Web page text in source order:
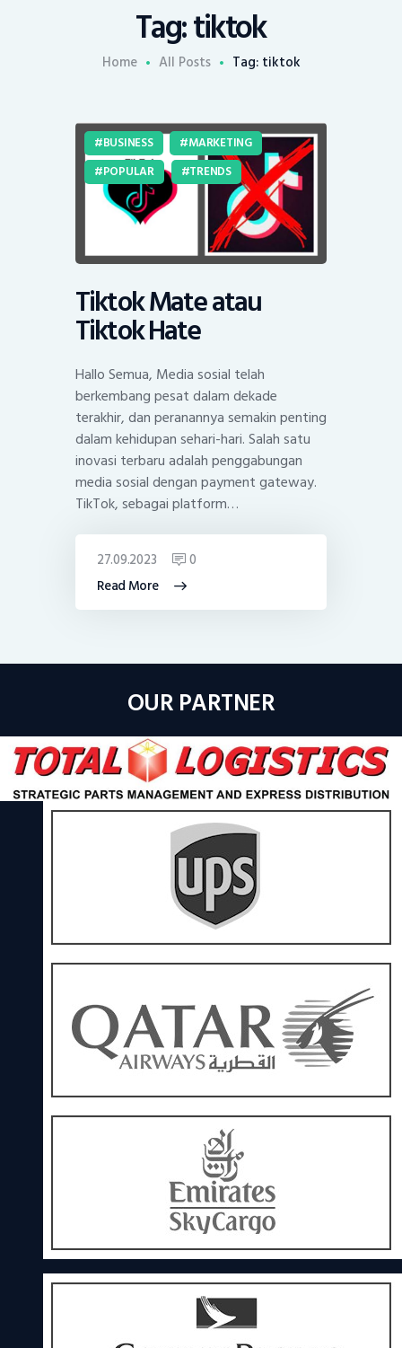
Tag: tiktok
Home All Posts Tag: tiktok
BUSINESS
MARKETING
POPULAR
TRENDS
Tiktok Mate atau
Tiktok Hate
Hallo Semua, Media sosial telah
berkembang pesat dalam dekade
terakhir, dan peranannya semakin penting
dalam kehidupan sehari-hari. Salah satu
inovasi terbaru adalah penggabungan
media sosial dengan payment gateway.
TikTok, sebagai platform…
Read More
27.09.2023 0
OUR PARTNER